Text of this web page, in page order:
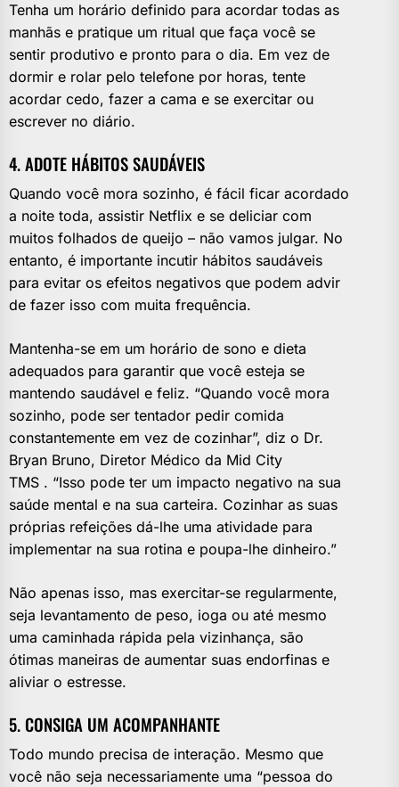
Tenha um horário definido para acordar todas as
manhãs e pratique um ritual que faça você se
sentir produtivo e pronto para o dia. Em vez de
dormir e rolar pelo telefone por horas, tente
acordar cedo, fazer a cama e se exercitar ou
escrever no diário.
4. ADOTE HÁBITOS SAUDÁVEIS
Quando você mora sozinho, é fácil ficar acordado
a noite toda, assistir Netflix e se deliciar com
muitos folhados de queijo – não vamos julgar. No
entanto, é importante incutir hábitos saudáveis ​​
para evitar os efeitos negativos que podem advir
de fazer isso com muita frequência.
Mantenha-se em um horário de sono e dieta
adequados para garantir que você esteja se
mantendo saudável e feliz. “Quando você mora
sozinho, pode ser tentador pedir comida
constantemente em vez de cozinhar”, diz o Dr.
Bryan Bruno, Diretor Médico da Mid City
TMS . “Isso pode ter um impacto negativo na sua
saúde mental e na sua carteira. Cozinhar as suas
próprias refeições dá-lhe uma atividade para
implementar na sua rotina e poupa-lhe dinheiro.”
Não apenas isso, mas exercitar-se regularmente,
seja levantamento de peso, ioga ou até mesmo
uma caminhada rápida pela vizinhança, são
ótimas maneiras de aumentar suas endorfinas e
aliviar o estresse.
5. CONSIGA UM ACOMPANHANTE
Todo mundo precisa de interação. Mesmo que
você não seja necessariamente uma “pessoa do